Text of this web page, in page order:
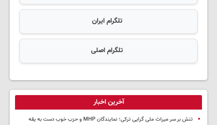
تلگرام ایران
تلگرام اصلی
آخرین اخبار
تنش بر سر میراث ملی گرایی ترکی؛ نمایندگان MHP و حزب خوب دست به یقه